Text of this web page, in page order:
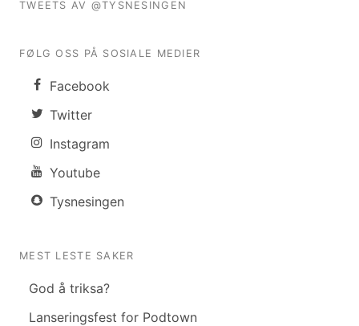
TWEETS AV @TYSNESINGEN
FØLG OSS PÅ SOSIALE MEDIER
Facebook
Twitter
Instagram
Youtube
Tysnesingen
MEST LESTE SAKER
God å triksa?
Lanseringsfest for Podtown